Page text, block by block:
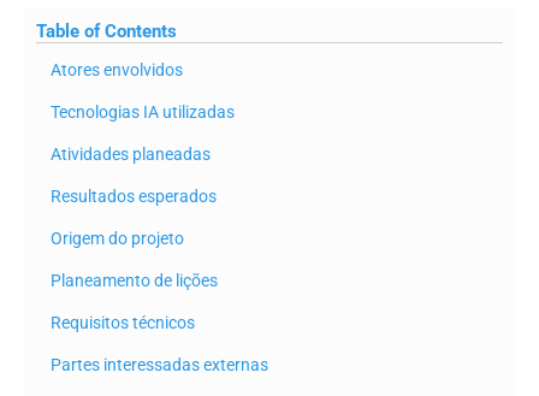
Table of Contents
Atores envolvidos
Tecnologias IA utilizadas
Atividades planeadas
Resultados esperados
Origem do projeto
Planeamento de lições
Requisitos técnicos
Partes interessadas externas